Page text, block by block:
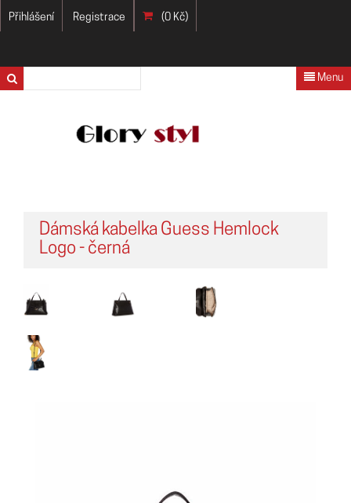
Přihlášení Registrace (0 Kč)
Menu
Dámská kabelka Guess Hemlock
Logo - černá